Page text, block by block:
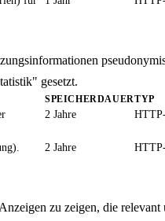
gesetzt.
SPEICHERDAUERTYP
2 Jahre
2 Jahre
zu zeigen, die relevant